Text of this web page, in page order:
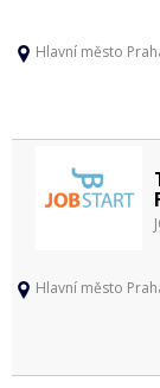
Hlavní město
Hlavní město